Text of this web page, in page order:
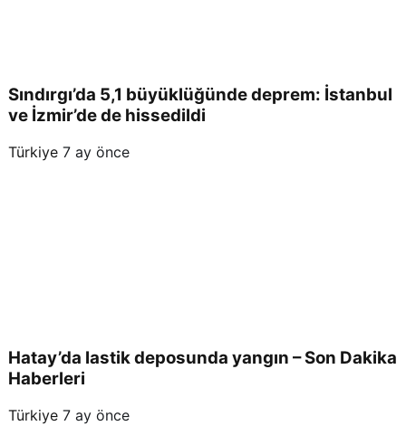
dı
Sındırgı’da 5,1 büyüklüğünde deprem: İstanbul
ve İzmir’de de hissedildi
Türkiye 7 ay önce
Hatay’da lastik deposunda yangın – Son Dakika
Haberleri
Türkiye 7 ay önce